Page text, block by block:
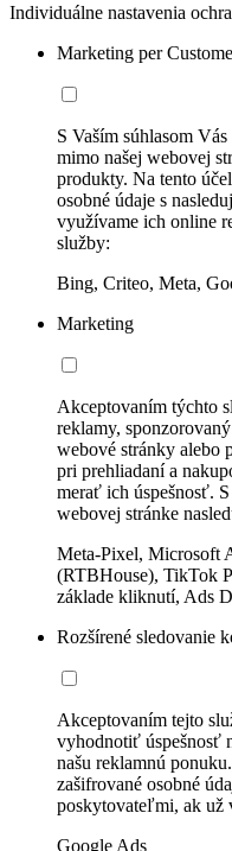
Individuálne nastavenia
Marketing per
S Vaším súhlasom
mimo našej webovej
produkty. Na tento
osobné údaje s
využívame ich online
služby:
Bing, Criteo, Meta,
Marketing
Akceptovaním týchto
reklamy,
webové stránky alebo
pri prehliadaní a
merať ich úspešnosť.
webovej stránke
Meta-Pixel, Microsoft
(RTBHouse), TikTok
základe kliknutí, Ads
Rozšírené sledovanie
Akceptovaním tejto
vyhodnotiť úspešnosť
našu reklamnú
zašifrované osobné
poskytovateľmi, ak už
Google Ads